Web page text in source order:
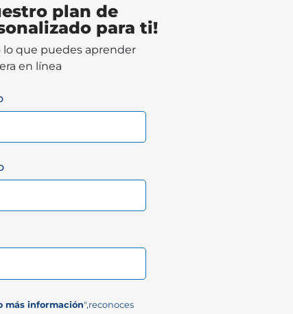
plan de
para ti!
lo que puedes aprender
en línea
más información",reconoces